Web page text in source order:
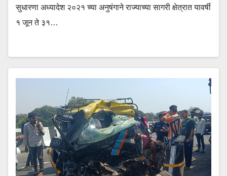
सुधारणा अध्यादेश २०२१ च्या अनुषंगाने राज्याच्या सागरी क्षेत्रात यावर्षी
१ जून ते ३१…